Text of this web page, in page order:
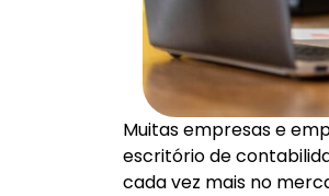
Muitas empresas e
escritório de
cada vez mais no